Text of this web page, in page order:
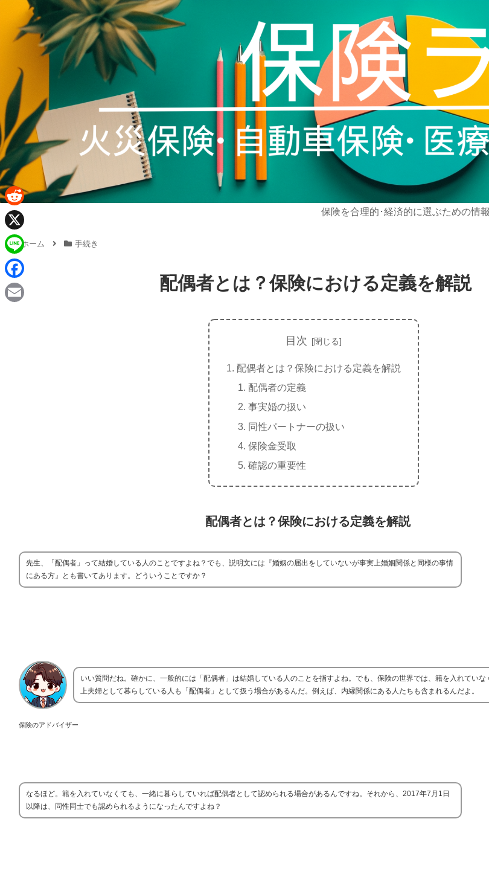
保険を合理的･経済的に選ぶための情報
ホーム 手続き
配偶者とは？保険における定義を解説
目次
配偶者とは？保険における定義を解説
配偶者の定義
事実婚の扱い
同性パートナーの扱い
保険金受取
確認の重要性
配偶者とは？保険における定義を解説
先生、「配偶者」って結婚している人のことですよね？でも、説明文には『婚姻の届出をしていないが事実上婚姻関係と同様の事情
にある方』とも書いてあります。どういうことですか？
保険のアドバイザー
いい質問だね。確かに、一般的には「配偶者」は結婚している人のことを指すよね。でも、保険の世界では、籍を入れてい
上夫婦として暮らしている人も「配偶者」として扱う場合があるんだ。例えば、内縁関係にある人たちも含まれるんだよ。
なるほど。籍を入れていなくても、一緒に暮らしていれば配偶者として認められる場合があるんですね。それから、2017年7月1日
以降は、同性同士でも認められるようになったんですよね？
R
e
d
d
i
X
L
n
F